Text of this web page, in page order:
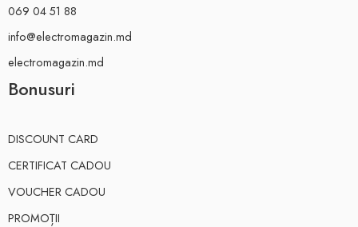
069 04 51 88
info@electromagazin.md
electromagazin.md
Bonusuri
DISCOUNT CARD
CERTIFICAT CADOU
VOUCHER CADOU
PROMOȚII